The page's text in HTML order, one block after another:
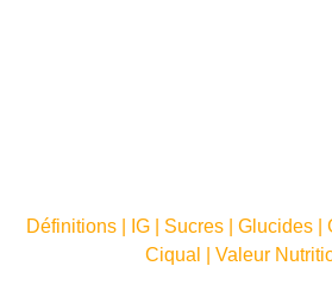
Définitions | IG | Sucres | Glucides |
Ciqual | Valeur